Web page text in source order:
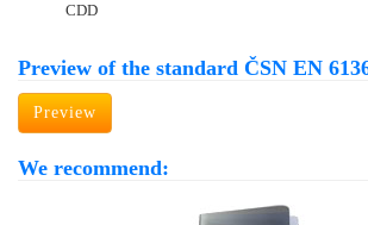
CDD
Preview of the standard ČSN EN
Preview
We recommend: